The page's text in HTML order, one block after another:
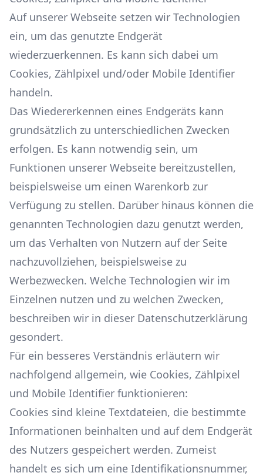
Auf unserer Webseite setzen wir Technologien
ein, um das genutzte Endgerät
wiederzuerkennen. Es kann sich dabei um
Cookies, Zählpixel und/oder Mobile Identifier
handeln.
Das Wiedererkennen eines Endgeräts kann
grundsätzlich zu unterschiedlichen Zwecken
erfolgen. Es kann notwendig sein, um
Funktionen unserer Webseite bereitzustellen,
beispielsweise um einen Warenkorb zur
Verfügung zu stellen. Darüber hinaus können die
genannten Technologien dazu genutzt werden,
um das Verhalten von Nutzern auf der Seite
nachzuvollziehen, beispielsweise zu
Werbezwecken. Welche Technologien wir im
Einzelnen nutzen und zu welchen Zwecken,
beschreiben wir in dieser Datenschutzerklärung
gesondert.
Für ein besseres Verständnis erläutern wir
nachfolgend allgemein, wie Cookies, Zählpixel
und Mobile Identifier funktionieren:
Cookies sind kleine Textdateien, die bestimmte
Informationen beinhalten und auf dem Endgerät
des Nutzers gespeichert werden. Zumeist
handelt es sich um eine Identifikationsnummer,